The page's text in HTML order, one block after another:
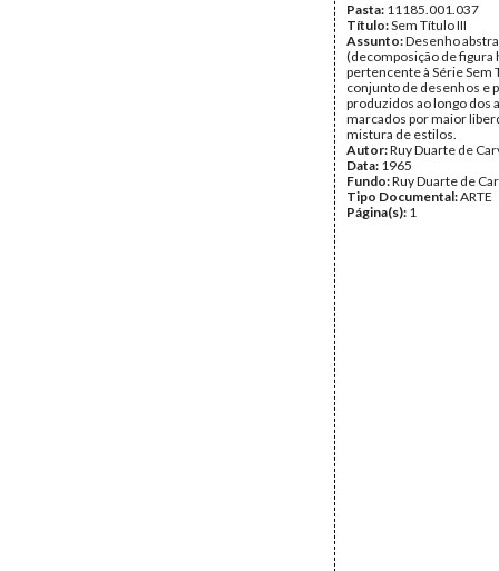
Pasta: 11185.001.037
Título:Sem Título III
Assunto:Desenho
(decomposição de figura
pertencente à Série Sem
conjunto de desenhos e
produzidos ao longo dos
marcados por maior
mistura de estilos.
Autor:Ruy Duarte de
Data: 1965
Fundo:Ruy Duarte de
Tipo Documental:ARTE
Página(s): 1